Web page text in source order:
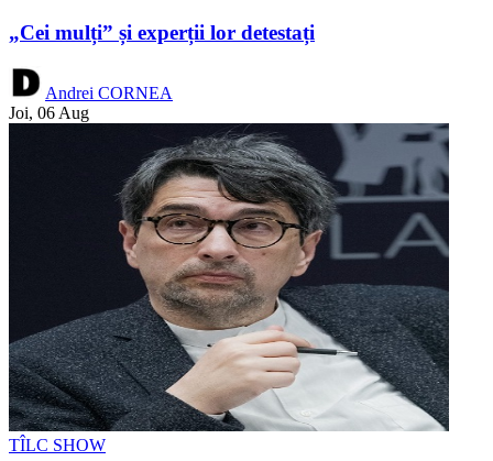
„Cei mulți” și experții lor detestați
Andrei CORNEA
Joi, 06 Aug
TÎLC SHOW